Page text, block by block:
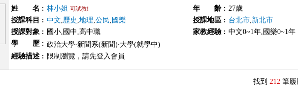
姓 名 : 林小姐 可試教! 年 齡: 27歲
授課科目 : 中文,歷史 ,地理,公民, 國樂 授課地區: 台北市,新北市
授課對象 : 國小,國中,高中職 家教經驗: 中文0~1年,國樂0~1年
學 歷 : 政治大學‧新聞系(新聞)‧大學(就學中)
經驗描述 : 限制瀏覽，請先登入會員
找到 212 筆履